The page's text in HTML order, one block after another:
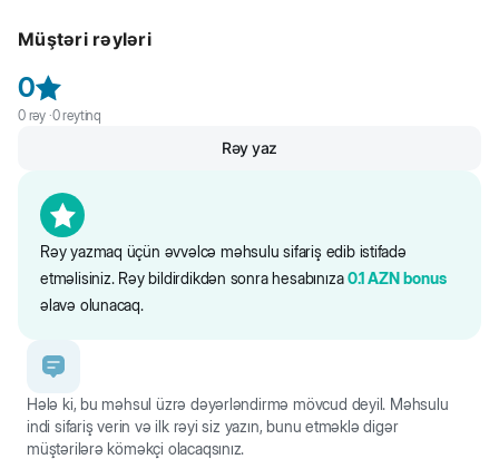
qarmaq və yaxalıq və ya kəmər arasında tez və asanlıqla birləşir. Bu o
şəraitində istifadə üçün asanlıqla uzadıla bilər. LED qarmaq uzatıcı
USB portu vasitəsilə doldurulur. Uyğun bir kabel daxildir.
Müştəri rəyləri
0
0rəy ·0reytinq
Rəy yazmaq üçün əvvəlcə məhsulu sifariş edib istifadə
etməlisiniz. Rəy bildirdikdən sonra hesabınıza0.1 AZN bonus
əlavə olunacaq.
Rəy yaz
Hələ ki, bu məhsul üzrə dəyərləndirmə mövcud deyil. Məhsulu
indi sifariş verin və ilk rəyi siz yazın, bunu etməklə digər
müştərilərə köməkçi olacaqsınız.